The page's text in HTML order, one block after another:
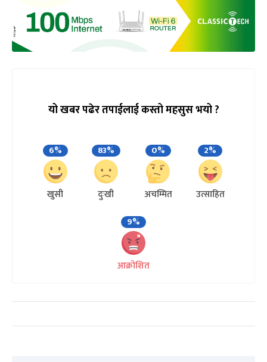
यो खबर पढेर तपाईलाई कस्तो महसुस भयो ?
6%
खुसी
83%
दुःखी
0%
अचम्मित
2%
उत्साहित
9%
आक्रोशित